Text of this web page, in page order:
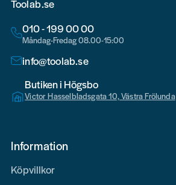
Toolab.se
010 - 199 00 00
Måndag-Fredag 08.00-15:00
info@toolab.se
Butiken i Högsbo
Victor Hasselbladsgata 10, Västra Frölunda
Information
Köpvillkor